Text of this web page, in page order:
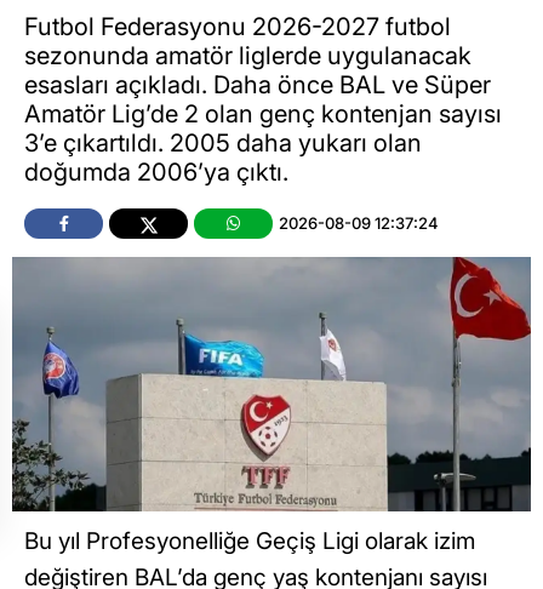
Futbol Federasyonu 2026-2027 futbol
sezonunda amatör liglerde uygulanacak
esasları açıkladı. Daha önce BAL ve Süper
Amatör Lig’de 2 olan genç kontenjan sayısı
3’e çıkartıldı. 2005 daha yukarı olan
doğumda 2006’ya çıktı.
2026-08-09 12:37:24
Bu yıl Profesyonelliğe Geçiş Ligi olarak izim
değiştiren BAL’da genç yaş kontenjanı sayısı